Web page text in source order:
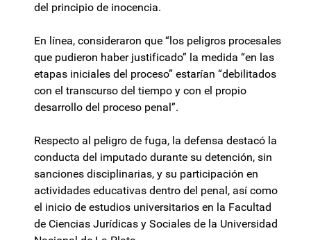
del principio de inocencia.
En línea, consideraron que “los peligros procesales
que pudieron haber justificado” la medida “en las
etapas iniciales del proceso” estarían “debilitados
con el transcurso del tiempo y con el propio
desarrollo del proceso penal”.
Respecto al peligro de fuga, la defensa destacó la
conducta del imputado durante su detención, sin
sanciones disciplinarias, y su participación en
actividades educativas dentro del penal, así como
el inicio de estudios universitarios en la Facultad
de Ciencias Jurídicas y Sociales de la Universidad